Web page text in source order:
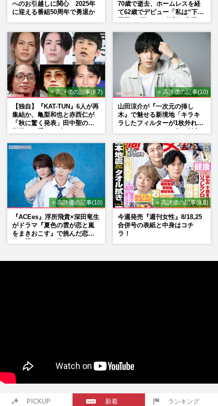
へのお引越しに関心 2025年
に迎える番組50周年で勇退か
70歳で逝去、ホームレスを経
て62歳でデビュー「私は“下級
⭐ 高評価の記事(8.7)
【独自】『KAT-TUN』6人が再
集結か、亀梨和也と赤西仁が
「秋に驚く発表」田中聖の刑
⭐ 高評価の記事(10)
山田涼介が『一次元の挿し
木』で魅せる新境地「キラキ
ラしたフィルターが1枚外れて
⭐ 高評価の記事(10)
『ACEes』浮所飛貴×深田竜生
がドラマ『夏色の雲が恋と嵐
をまきおこす』で挑んだ恋人
⭐ 高評価の記事(8.3)
今週発売『週刊女性』8/18,25
合併号の表紙と中身はコチ
ラ！
PICKUP 新着 ランキング